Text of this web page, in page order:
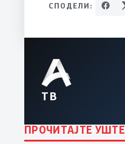
СПОДЕЛИ:
ТВ
ПРОЧИТАЈТЕ УШТЕ